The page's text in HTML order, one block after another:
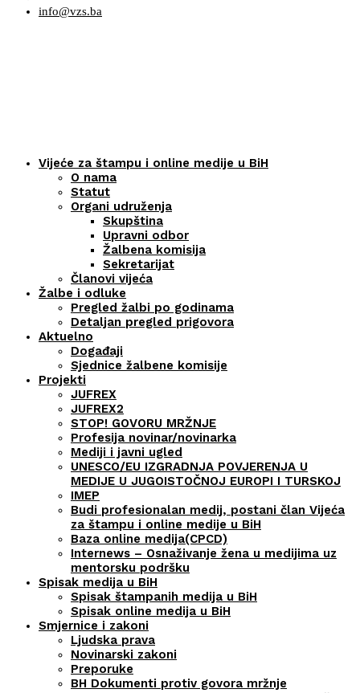
info@vzs.ba
Vijeće za štampu i online medije u BiH
O nama
Statut
Organi udruženja
Skupština
Upravni odbor
Žalbena komisija
Sekretarijat
Članovi vijeća
Žalbe i odluke
Pregled žalbi po godinama
Detaljan pregled prigovora
Aktuelno
Događaji
Sjednice žalbene komisije
Projekti
JUFREX
JUFREX2
STOP! GOVORU MRŽNJE
Profesija novinar/novinarka
Mediji i javni ugled
UNESCO/EU IZGRADNJA POVJERENJA U
MEDIJE U JUGOISTOČNOJ EUROPI I TURSKOJ
IMEP
Budi profesionalan medij, postani član Vijeća
za štampu i online medije u BiH
Baza online medija(CPCD)
Internews – Osnaživanje žena u medijima uz
mentorsku podršku
Spisak medija u BiH
Spisak štampanih medija u BiH
Spisak online medija u BiH
Smjernice i zakoni
Ljudska prava
Novinarski zakoni
Preporuke
BH Dokumenti protiv govora mržnje